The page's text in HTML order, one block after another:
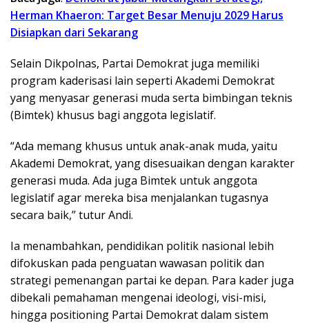
Herman Khaeron: Target Besar Menuju 2029 Harus
Disiapkan dari Sekarang
Selain Dikpolnas, Partai Demokrat juga memiliki
program kaderisasi lain seperti Akademi Demokrat
yang menyasar generasi muda serta bimbingan teknis
(Bimtek) khusus bagi anggota legislatif.
“Ada memang khusus untuk anak-anak muda, yaitu
Akademi Demokrat, yang disesuaikan dengan karakter
generasi muda. Ada juga Bimtek untuk anggota
legislatif agar mereka bisa menjalankan tugasnya
secara baik,” tutur Andi.
Ia menambahkan, pendidikan politik nasional lebih
difokuskan pada penguatan wawasan politik dan
strategi pemenangan partai ke depan. Para kader juga
dibekali pemahaman mengenai ideologi, visi-misi,
hingga positioning Partai Demokrat dalam sistem